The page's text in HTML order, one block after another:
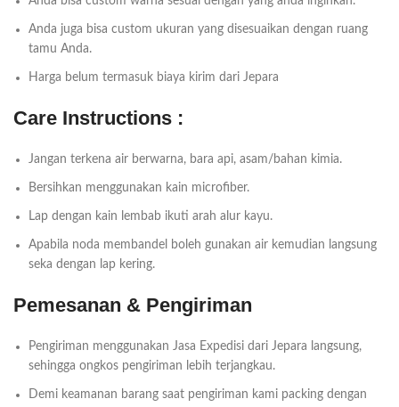
Anda juga bisa custom ukuran yang disesuaikan dengan ruang
tamu Anda.
Harga belum termasuk biaya kirim dari Jepara
Care Instructions :
Jangan terkena air berwarna, bara api, asam/bahan kimia.
Bersihkan menggunakan kain microfiber.
Lap dengan kain lembab ikuti arah alur kayu.
Apabila noda membandel boleh gunakan air kemudian langsung
seka dengan lap kering.
Pemesanan & Pengiriman
Pengiriman menggunakan Jasa Expedisi dari Jepara langsung,
sehingga ongkos pengiriman lebih terjangkau.
Demi keamanan barang saat pengiriman kami packing dengan